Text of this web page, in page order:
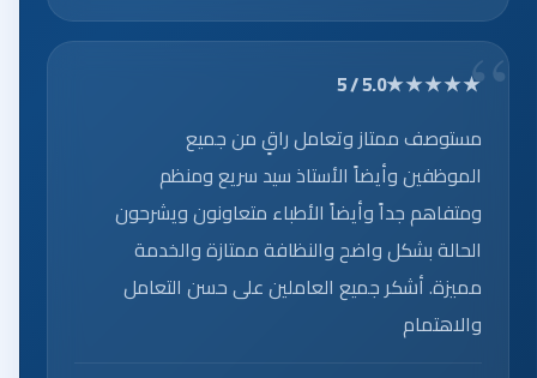
★★★★★
5.0 / 5
مستوصف ممتاز وتعامل راقٍ من جميع
الموظفين وأيضاً الأستاذ سيد سريع ومنظم
ومتفاهم جداً وأيضاً الأطباء متعاونون ويشرحون
الحالة بشكل واضح والنظافة ممتازة والخدمة
مميزة. أشكر جميع العاملين على حسن التعامل
والاهتمام